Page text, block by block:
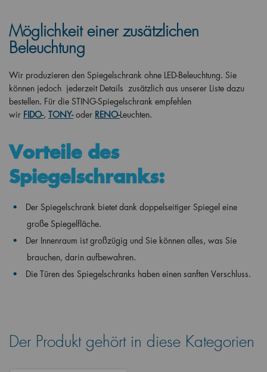
Möglichkeit einer zusätzlichen
Beleuchtung
Wir produzieren den Spiegelschrank ohne LED-Beleuchtung. Sie
können jedoch jederzeit Details zusätzlich aus unserer Liste dazu
bestellen. Für die STING-Spiegelschrank empfehlen
wir FIDO-, TONY-oder RENO-Leuchten.
Vorteile des
Spiegelschranks:
Der Spiegelschrank bietet dank doppelseitiger Spiegel eine
große Spiegelfläche.
Der Innenraum ist großzügig und Sie können alles, was Sie
brauchen, darin aufbewahren.
Die Türen des Spiegelschranks haben einen sanften Verschluss.
Der Produkt gehört in diese Kategorien